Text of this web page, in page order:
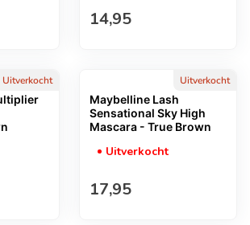
Normale prijs
14,95
Uitverkocht Uitverkocht
Maybelline Lash
Sensational Sky High
Mascara - True Brown
Uitverkocht
Normale prijs
17,95